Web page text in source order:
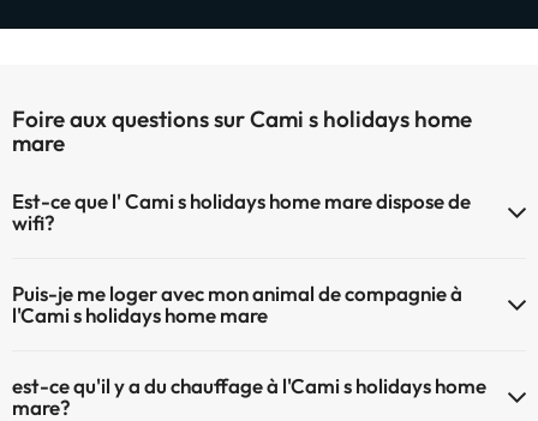
Foire aux questions sur Cami s holidays home
mare
Est-ce que l' Cami s holidays home mare dispose de
wifi?
Puis-je me loger avec mon animal de compagnie à
l'Cami s holidays home mare
sont pas admis.
est-ce qu'il y a du chauffage à l'Cami s holidays home
mare?